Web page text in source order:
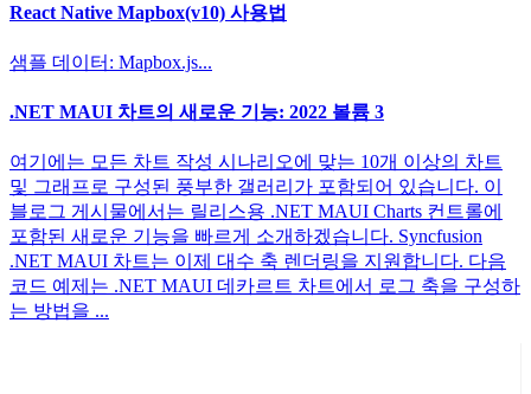
React Native Mapbox(v10) 사용법
샘플 데이터: Mapbox.js...
.NET MAUI 차트의 새로운 기능: 2022 볼륨 3
여기에는 모든 차트 작성 시나리오에 맞는 10개 이상의 차트
및 그래프로 구성된 풍부한 갤러리가 포함되어 있습니다. 이
블로그 게시물에서는 릴리스용 .NET MAUI Charts 컨트롤에
포함된 새로운 기능을 빠르게 소개하겠습니다. Syncfusion
.NET MAUI 차트는 이제 대수 축 렌더링을 지원합니다. 다음
코드 예제는 .NET MAUI 데카르트 차트에서 로그 축을 구성하
는 방법을 ...